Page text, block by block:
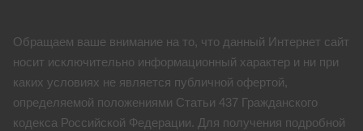
Обращаем ваше внимание на то, что данный Интернет сайт
носит исключительно информационный характер и ни при
каких условиях не является публичной офертой,
определяемой положениями Статьи 437 Гражданского
кодекса Российской Федерации. Для получения подробной